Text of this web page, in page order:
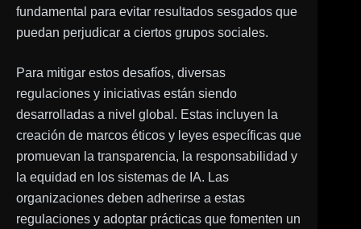
fundamental para evitar resultados sesgados que
puedan perjudicar a ciertos grupos sociales.
Para mitigar estos desafíos, diversas
regulaciones y iniciativas están siendo
desarrolladas a nivel global. Estas incluyen la
creación de marcos éticos y leyes específicas que
promuevan la transparencia, la responsabilidad y
la equidad en los sistemas de IA. Las
organizaciones deben adherirse a estas
regulaciones y adoptar prácticas que fomenten un